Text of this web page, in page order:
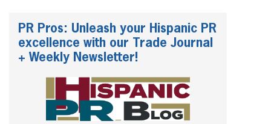
PR Pros: Unleash your Hispanic PR
excellence with our Trade Journal
+ Weekly Newsletter!